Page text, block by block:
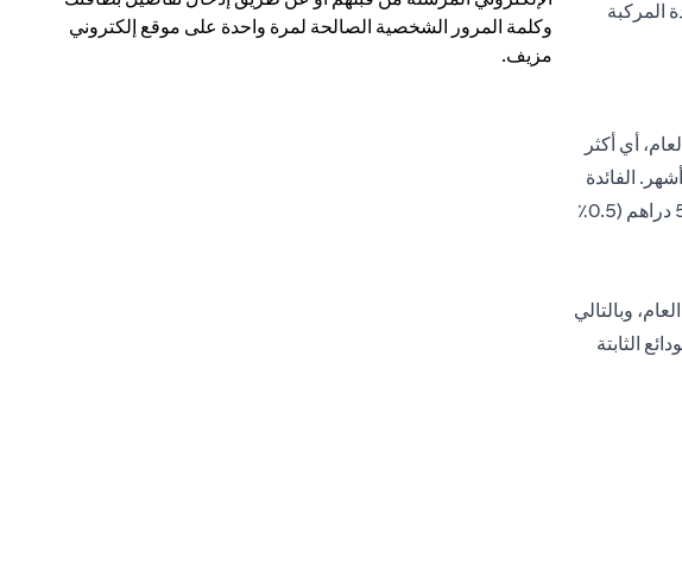
المركبة
إماراتي بحلول نهاية العام، أي أكثر
أشهر. الفائدة
بنسبة 2٪ في السنة تعني فائدة بنسبة 0.5٪ في ربع السنة. ومن ثم فإن استثمار 1000 درهم سيجني لك فائدة قدرها 5 دراهم (0.5٪
1020.15 درهم إماراتي في نهاية العام، وبالتالي
الودائع الثابتة
وكلمة المرور الشخصية الصالحة لمرة واحدة على موقع إلكتروني
مزيف.